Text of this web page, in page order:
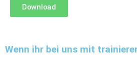
Download
Wenn ihr bei uns mit